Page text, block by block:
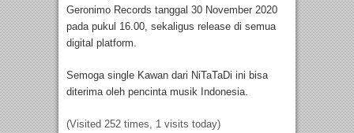
Geronimo Records tanggal 30 November 2020
pada pukul 16.00, sekaligus release di semua
digital platform.
Semoga single Kawan dari NiTaTaDi ini bisa
diterima oleh pencinta musik Indonesia.
(Visited 252 times, 1 visits today)